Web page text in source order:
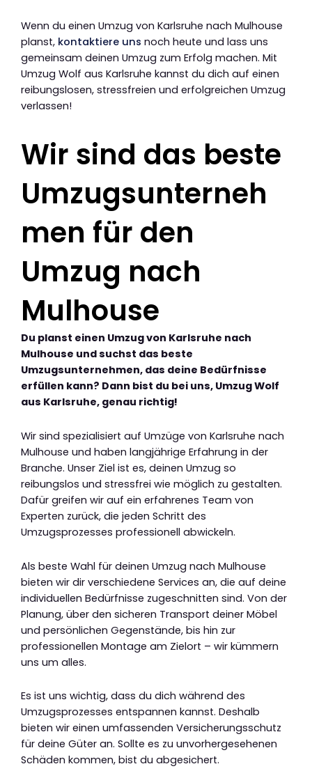
Wenn du einen Umzug von Karlsruhe nach Mulhouse
planst, kontaktiere uns noch heute und lass uns
gemeinsam deinen Umzug zum Erfolg machen. Mit
Umzug Wolf aus Karlsruhe kannst du dich auf einen
reibungslosen, stressfreien und erfolgreichen Umzug
verlassen!
Wir sind das beste
Umzugsunterneh
men für den
Umzug nach
Mulhouse
Du planst einen Umzug von Karlsruhe nach
Mulhouse und suchst das beste
Umzugsunternehmen, das deine Bedürfnisse
erfüllen kann? Dann bist du bei uns, Umzug Wolf
aus Karlsruhe, genau richtig!
Wir sind spezialisiert auf Umzüge von Karlsruhe nach
Mulhouse und haben langjährige Erfahrung in der
Branche. Unser Ziel ist es, deinen Umzug so
reibungslos und stressfrei wie möglich zu gestalten.
Dafür greifen wir auf ein erfahrenes Team von
Experten zurück, die jeden Schritt des
Umzugsprozesses professionell abwickeln.
Als beste Wahl für deinen Umzug nach Mulhouse
bieten wir dir verschiedene Services an, die auf deine
individuellen Bedürfnisse zugeschnitten sind. Von der
Planung, über den sicheren Transport deiner Möbel
und persönlichen Gegenstände, bis hin zur
professionellen Montage am Zielort – wir kümmern
uns um alles.
Es ist uns wichtig, dass du dich während des
Umzugsprozesses entspannen kannst. Deshalb
bieten wir einen umfassenden Versicherungsschutz
für deine Güter an. Sollte es zu unvorhergesehenen
Schäden kommen, bist du abgesichert.